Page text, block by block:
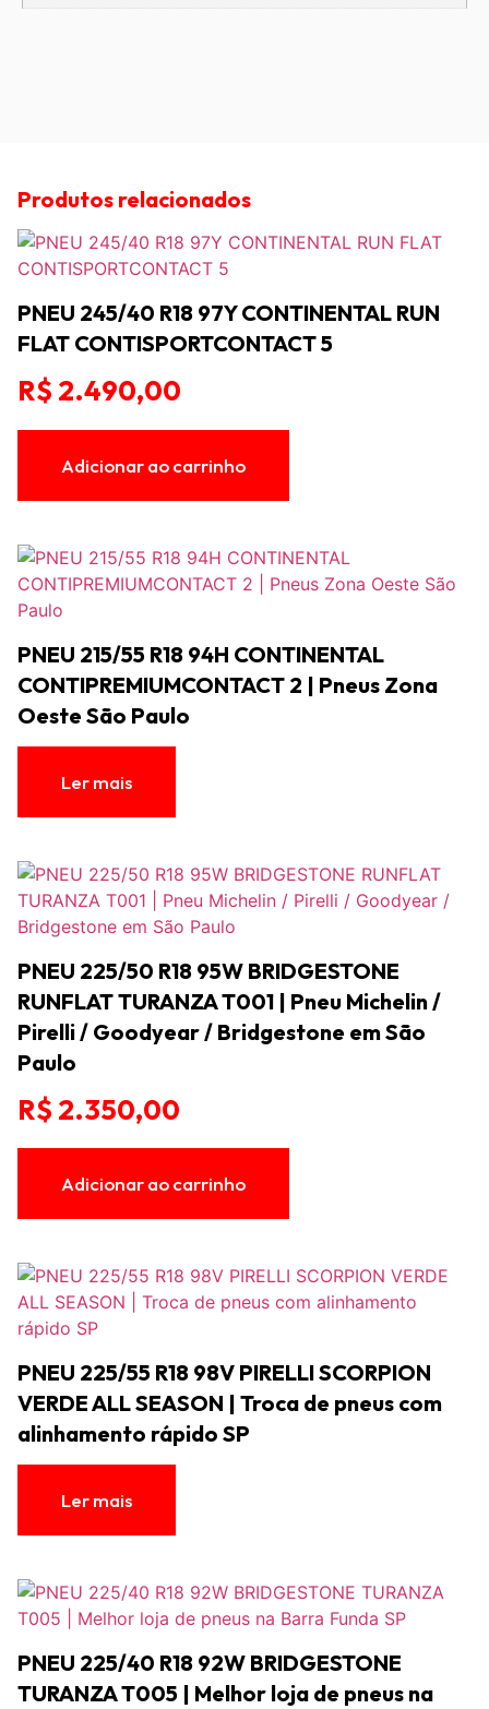
Produtos relacionados
PNEU 245/40 R18 97Y CONTINENTAL RUN
FLAT CONTISPORTCONTACT 5
R$ 2.490,00
Adicionar ao carrinho
PNEU 215/55 R18 94H‎ CONTINENTAL
CONTIPREMIUMCONTACT 2 | Pneus Zona
Oeste São Paulo
Ler mais
PNEU 225/50 R18 95W BRIDGESTONE
RUNFLAT TURANZA T001 | Pneu Michelin /
Pirelli / Goodyear / Bridgestone em São
Paulo
R$ 2.350,00
Adicionar ao carrinho
PNEU 225/55 R18 98V PIRELLI SCORPION
VERDE ALL SEASON | Troca de pneus com
alinhamento rápido SP
Ler mais
PNEU 225/40 R18 92W BRIDGESTONE
TURANZA T005 | Melhor loja de pneus na